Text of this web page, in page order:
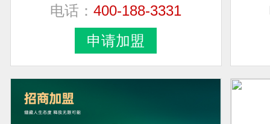
申请加盟
女士 河南省郑州市中
夏红兵